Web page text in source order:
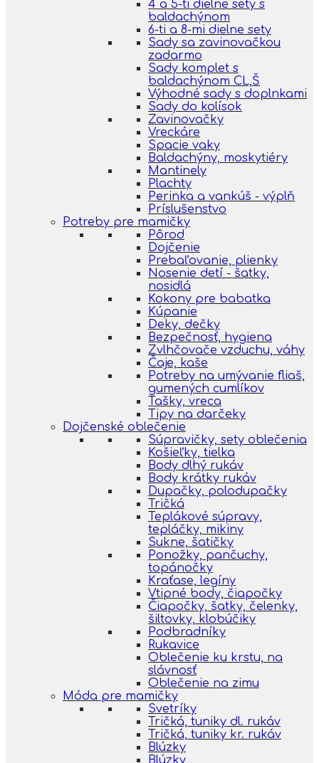
4 a 5-ti dielne sety s
baldachýnom
6-ti a 8-mi dielne sety
Sady sa zavinovačkou
zadarmo
Sady komplet s
baldachýnom CL,Š
Výhodné sady s doplnkami
Sady do kolísok
Zavinovačky
Vreckáre
Spacie vaky
Baldachýny, moskytiéry
Mantinely
Plachty
Perinka a vankúš - výplň
Príslušenstvo
Potreby pre mamičky
Pôrod
Dojčenie
Prebaľovanie, plienky
Nosenie detí - šatky,
nosidlá
Kokony pre babatka
Kúpanie
Deky, dečky
Bezpečnosť, hygiena
Zvlhčovače vzduchu, váhy
Čaje, kaše
Potreby na umývanie fliaš,
gumených cumlíkov
Tašky, vreca
Tipy na darčeky
Dojčenské oblečenie
Súpravičky, sety oblečenia
Košieľky, tielka
Body dlhý rukáv
Body krátky rukáv
Dupačky, polodupačky
Tričká
Teplákové súpravy,
tepláčky, mikiny
Sukne, šatičky
Ponožky, pančuchy,
topánočky
Kraťase, legíny
Vtipné body, čiapočky
Čiapočky, šatky, čelenky,
šiltovky, klobúčiky
Podbradníky
Rukavice
Oblečenie ku krstu, na
slávnosť
Oblečenie na zimu
Móda pre mamičky
Svetríky
Tričká, tuniky dl. rukáv
Tričká, tuniky kr. rukáv
Blúzky
Blúzky